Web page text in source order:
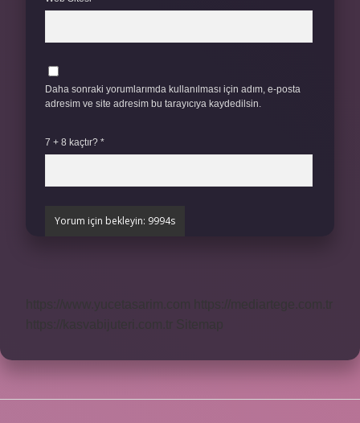
Daha sonraki yorumlarımda kullanılması için adım, e-posta
adresim ve site adresim bu tarayıcıya kaydedilsin.
7 + 8 kaçtır? *